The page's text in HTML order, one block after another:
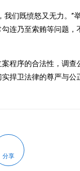
们既愤怒又无力。”
连乃至索贿等问题，
程序的合法性，调
捍卫法律的尊严与公
分享